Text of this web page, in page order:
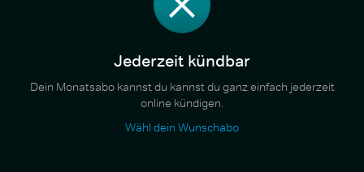
Jederzeit kündbar
Dein Monatsabo kannst du kannst du ganz einfach jederzeit
online kündigen.
Wähl dein Wunschabo